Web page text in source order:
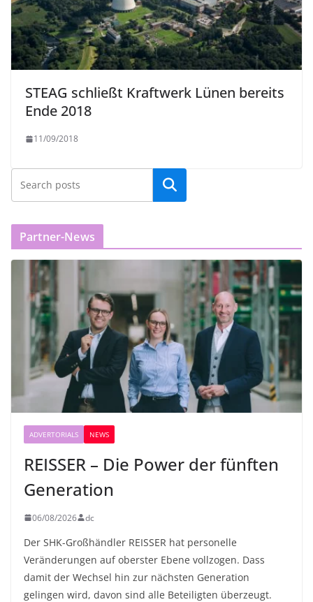
STEAG schließt Kraftwerk Lünen bereits
Ende 2018
11/09/2018
Partner-News
ADVERTORIALS NEWS
REISSER – Die Power der fünften
Generation
06/08/2026 dc
Der SHK-Großhändler REISSER hat personelle
Veränderungen auf oberster Ebene vollzogen. Dass
damit der Wechsel hin zur nächsten Generation
gelingen wird, davon sind alle Beteiligten überzeugt.